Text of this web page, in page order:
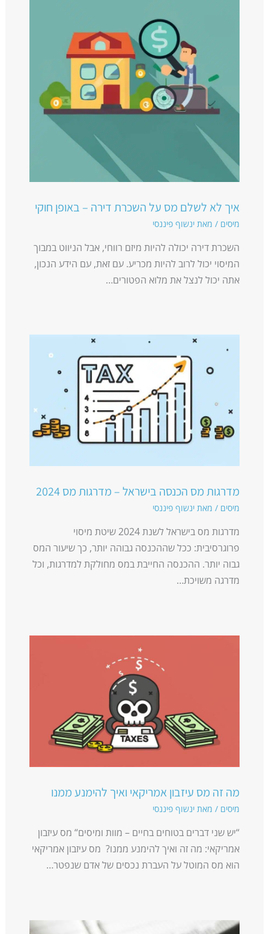
איך לא לשלם מס על השכרת דירה – באופן חוקי
מיסים / מאת ינשוף פיננסי
השכרת דירה יכולה להיות מיזם רווחי, אבל הניווט במבוך
המיסוי יכול לרוב להיות מכריע. עם זאת, עם הידע הנכון,
אתה יכול לנצל את מלוא הפטורים…
מדרגות מס הכנסה בישראל – מדרגות מס 2024
מיסים / מאת ינשוף פיננסי
מדרגות מס בישראל לשנת 2024 שיטת מיסוי
פרוגרסיבית: ככל שההכנסה גבוהה יותר, כך שיעור המס
גבוה יותר. ההכנסה החייבת במס מחולקת למדרגות, וכל
מדרגה משויכת…
מה זה מס עיזבון אמריקאי ואיך להימנע ממנו
מיסים / מאת ינשוף פיננסי
“יש שני דברים בטוחים בחיים – מוות ומיסים“ מס עיזבון
אמריקאי: מה זה ואיך להימנע ממנו? מס עיזבון אמריקאי
הוא מס המוטל על העברת נכסים של אדם שנפטר…